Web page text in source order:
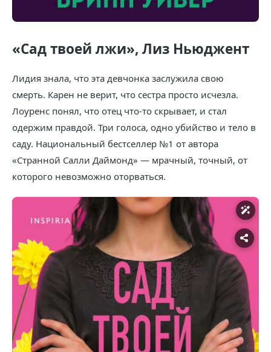
«Сад твоей лжи», Лиз Ньюджент
Лидия знала, что эта девчонка заслужила свою
смерть. Карен не верит, что сестра просто исчезла.
Лоуренс понял, что отец что-то скрывает, и стал
одержим правдой. Три голоса, одно убийство и тело в
саду. Национальный бестселлер №1 от автора
«Странной Салли Даймонд» — мрачный, точный, от
которого невозможно оторваться.